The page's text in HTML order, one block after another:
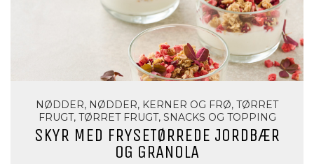
NØDDER, NØDDER, KERNER OG FRØ, TØRRET
FRUGT, TØRRET FRUGT, SNACKS OG TOPPING
SKYR MED FRYSETØRREDE JORDBÆR
OG GRANOLA